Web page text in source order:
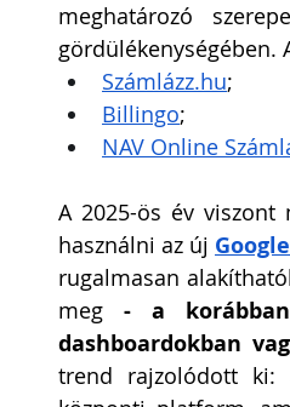
meghatározó
gördülékenységében.
Számlázz.hu;
Billingo;
NAV Online
A 2025-ös év viszont
használni az új
rugalmasan
meg - a
dashboardokban
trend rajzolódott ki: